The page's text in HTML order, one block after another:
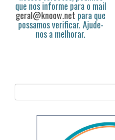
que nos informe para o mail
geral@knoow.net para que
possamos verificar. Ajude-
nos a melhorar.